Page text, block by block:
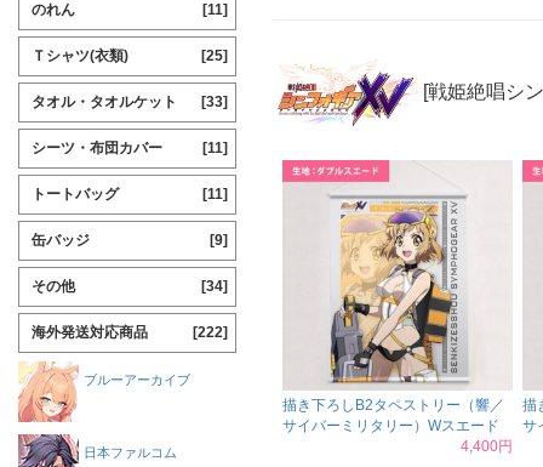
[戦姫絶唱シ
描き下ろしB2タペストリー（響／
サイバーミリタリー）Wスエード
4,400円
描
サ
のれん [11]
Ｔシャツ(衣類) [25]
タオル・タオルケット [33]
シーツ・布団カバー [11]
トートバッグ [11]
缶バッジ [9]
その他 [34]
海外発送対応商品 [222]
ブルーアーカイブ
日本ファルコム